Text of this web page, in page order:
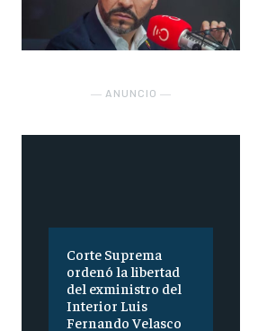
― ANUNCIO ―
Corte Suprema
ordenó la libertad
del exministro del
Interior Luis
Fernando Velasco